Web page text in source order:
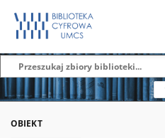
OBIEKT